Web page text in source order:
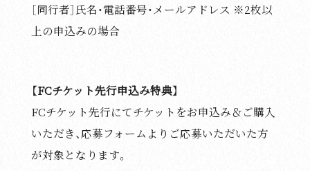
［同行者］氏名・電話番号・メールアドレス ※2枚以
上の申込みの場合
【FCチケット先行申込み特典】
FCチケット先行にてチケットをお申込み＆ご購入
いただき、応募フォームよりご応募いただいた方
が対象となります。